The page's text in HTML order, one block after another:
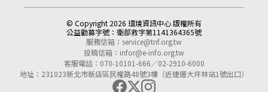
© Copyright 2026 環境資訊中心 版權所有
公益勸募字號： 衛部救字第1141364365號
服務信箱： service@tnf.org.tw
投稿信箱： infor@e-info.org.tw
客服電話：070-10101-666／02-2910-6000
地址：231023新北市新店區民權路48號3樓（近捷運大坪林站1號出口）